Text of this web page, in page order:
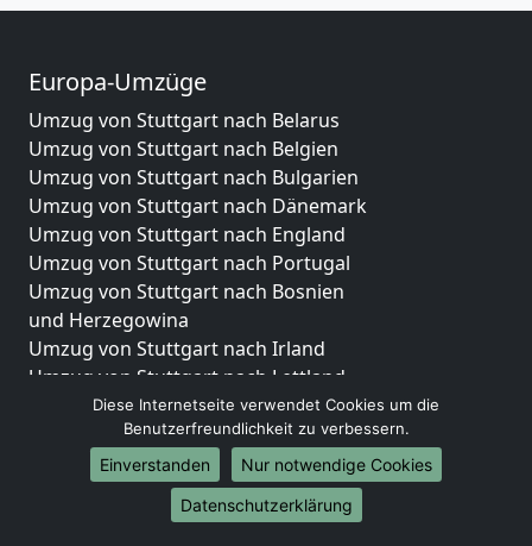
Europa-Umzüge
Umzug von Stuttgart nach Belarus
Umzug von Stuttgart nach Belgien
Umzug von Stuttgart nach Bulgarien
Umzug von Stuttgart nach Dänemark
Umzug von Stuttgart nach England
Umzug von Stuttgart nach Portugal
Umzug von Stuttgart nach Bosnien
und Herzegowina
Umzug von Stuttgart nach Irland
Umzug von Stuttgart nach Lettland
Umzug von Stuttgart nach Zypern
Umzug von Stuttgart nach Kroatien
Umzug von Stuttgart nach Estland
Umzug von Stuttgart nach Finnland
Umzug von Stuttgart nach Frankreich
Diese Internetseite verwendet Cookies um die
Benutzerfreundlichkeit zu verbessern.
Einverstanden
Nur notwendige Cookies
Datenschutzerklärung